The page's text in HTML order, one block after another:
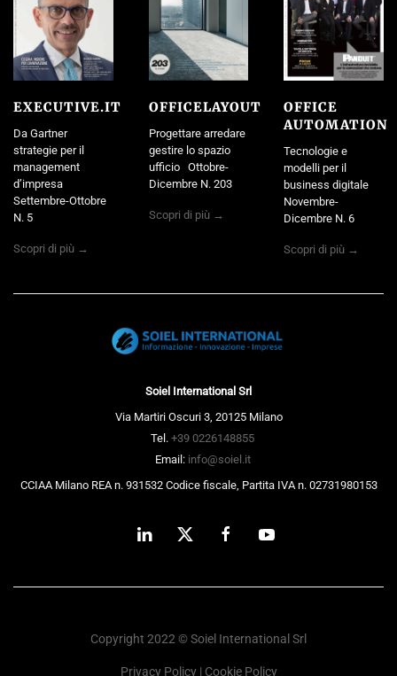
EXECUTIVE.IT
Da Gartner
strategie per il
management
d’impresa
Settembre-Ottobre
N. 5
Scopri di più →
OFFICELAYOUT
Progettare arredare
gestire lo spazio
ufficio Ottobre-
Dicembre N. 203
Scopri di più →
OFFICE
AUTOMATION
Tecnologie e
modelli per il
business digitale
Novembre-
Dicembre N. 6
Scopri di più →
Soiel International Srl
Via Martiri Oscuri 3, 20125 Milano
Tel. +39 0226148855
Email: info@soiel.it
CCIAA Milano REA n. 931532 Codice fiscale, Partita IVA n. 02731980153
Copyright 2022 © Soiel International Srl
Privacy Policy| Cookie Policy